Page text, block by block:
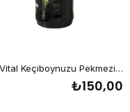
ATC Vital Keçiboynuzu Pekmezi 380 gr
₺150,00